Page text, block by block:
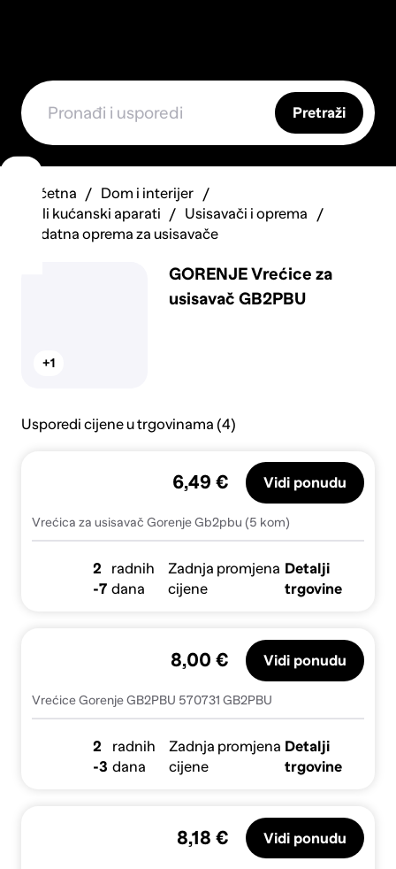
Pretraži
Početna
Dom i interijer
Mali kućanski aparati
Usisavači i oprema
Dodatna oprema za usisavače
+1
GORENJE Vrećice za
usisavač GB2PBU
Usporedi cijene u trgovinama (4)
Vrećica za usisavač Gorenje Gb2pbu (5 kom)
6,49 € Vidi ponudu
2
-7
radnih
dana
Zadnja promjena
cijene
Detalji
trgovine
Vrećice Gorenje GB2PBU 570731 GB2PBU
8,00 € Vidi ponudu
2
-3
radnih
dana
Zadnja promjena
cijene
Detalji
trgovine
8,18 € Vidi ponudu